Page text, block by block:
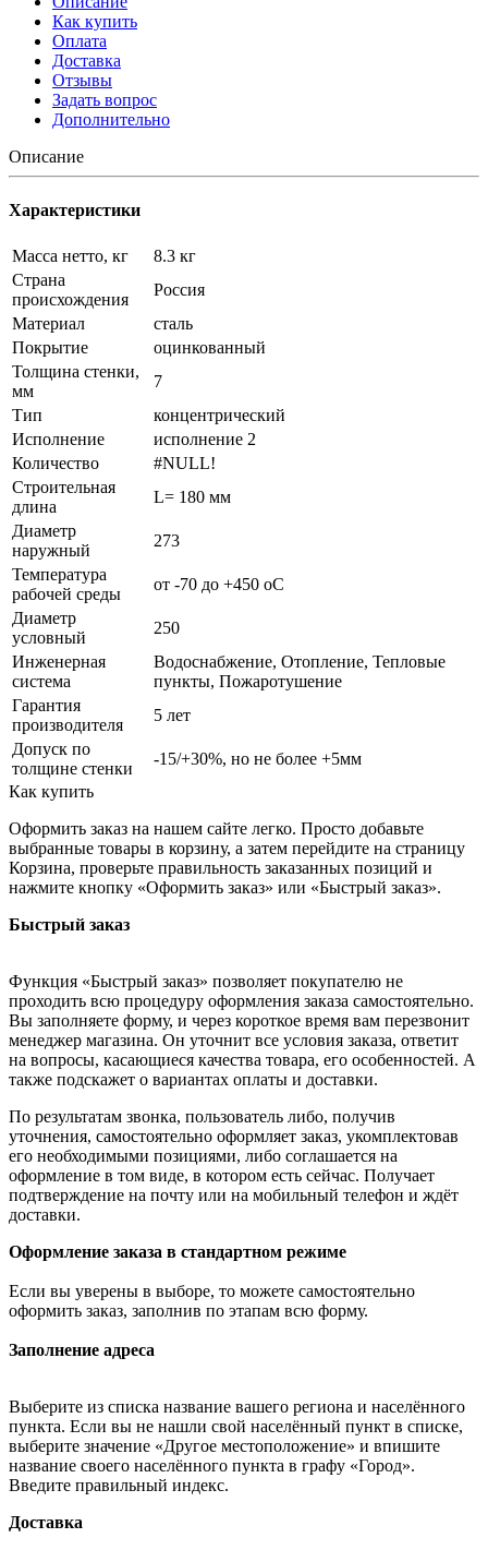
Как купить
Оплата
Доставка
Отзывы
Задать вопрос
Дополнительно
Описание
Характеристики
Масса нетто, кг
8.3 кг
Страна
происхождения
Россия
Материал
сталь
Покрытие
оцинкованный
Толщина стенки,
мм
7
Тип
концентрический
Исполнение
исполнение 2
Количество
#NULL!
Строительная
длина
L= 180 мм
Диаметр
наружный
273
Температура
рабочей среды
от -70 до +450 oC
Диаметр
условный
250
Инженерная
система
Водоснабжение, Отопление, Тепловые
пункты, Пожаротушение
Гарантия
производителя
5 лет
Допуск по
толщине стенки
-15/+30%, но не более +5мм
Как купить
Оформить заказ на нашем сайте легко. Просто добавьте
выбранные товары в корзину, а затем перейдите на страницу
Корзина, проверьте правильность заказанных позиций и
нажмите кнопку «Оформить заказ» или «Быстрый заказ».
Быстрый заказ
Функция «Быстрый заказ» позволяет покупателю не
проходить всю процедуру оформления заказа самостоятельно.
Вы заполняете форму, и через короткое время вам перезвонит
менеджер магазина. Он уточнит все условия заказа, ответит
на вопросы, касающиеся качества товара, его особенностей. А
также подскажет о вариантах оплаты и доставки.
По результатам звонка, пользователь либо, получив
уточнения, самостоятельно оформляет заказ, укомплектовав
его необходимыми позициями, либо соглашается на
оформление в том виде, в котором есть сейчас. Получает
подтверждение на почту или на мобильный телефон и ждёт
доставки.
Оформление заказа в стандартном режиме
Если вы уверены в выборе, то можете самостоятельно
оформить заказ, заполнив по этапам всю форму.
Заполнение адреса
Выберите из списка название вашего региона и населённого
пункта. Если вы не нашли свой населённый пункт в списке,
выберите значение «Другое местоположение» и впишите
название своего населённого пункта в графу «Город».
Введите правильный индекс.
Доставка